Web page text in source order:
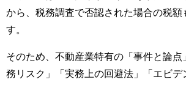
から、税務調査で否認された場合の税額
す。
そのため、不動産業特有の「事件と論点
務リスク」「実務上の回避法」「エビデ